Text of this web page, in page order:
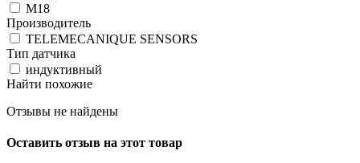
М18
Производитель
TELEMECANIQUE SENSORS
Тип датчика
индуктивный
Найти похожие
Отзывы не найдены
Оставить отзыв на этот товар